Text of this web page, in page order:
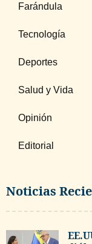
Farándula
Tecnología
Deportes
Salud y Vida
Opinión
Editorial
Noticias